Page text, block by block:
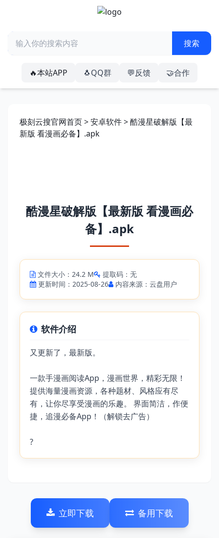
🔥本站APP 🐧QQ群 💬反馈 🤝合作
极刻云搜官网首页>安卓软件> 酷漫星破解版【最
新版 看漫画必备】.apk
酷漫星破解版【最新版 看漫画必
备】.apk
文件大小：24.2 M
提取码：无
更新时间：2025-08-26
内容来源：云盘用户
软件介绍
又更新了，最新版。
一款手漫画阅读App，漫画世界，精彩无限！
提供海量漫画资源，各种题材、风格应有尽
有，让你尽享受漫画的乐趣。 界面简洁，作便
捷，追漫必备App！（解锁去广告）
?
立即下载 备用下载